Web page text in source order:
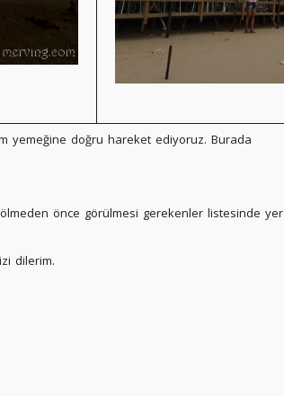
yemeğine doğru hareket ediyoruz. Burada
önce görülmesi gerekenler listesinde yer
dilerim.